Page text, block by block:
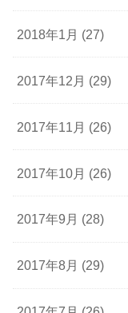
2018年1月 (27)
2017年12月 (29)
2017年11月 (26)
2017年10月 (26)
2017年9月 (28)
2017年8月 (29)